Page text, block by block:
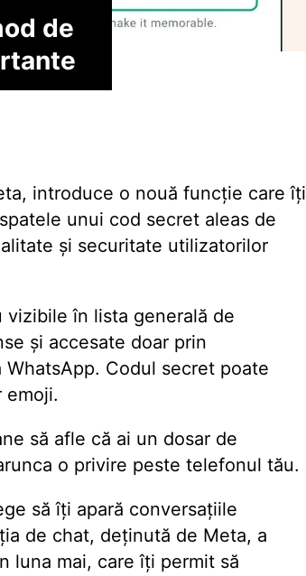
de
introduce o nouă funcție care îți
unui cod secret aleas de
și securitate utilizatorilor
vizibile în lista generală de
și accesate doar prin
Codul secret poate
emoji.
să afle că ai un dosar de
o privire peste telefonul tău.
să îți apară conversațiile
de chat, deținută de Meta, a
luna mai, care îți permit să